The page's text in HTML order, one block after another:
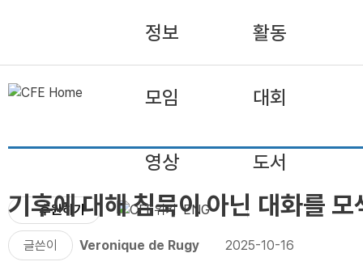
정보 활동
모임 대회
영상 도서
후원하기 ENG
기후에 대해 침묵이 아닌 대화를 모
글쓴이 Veronique de Rugy 2025-10-16